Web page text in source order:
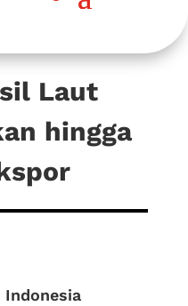
Laut
hingga